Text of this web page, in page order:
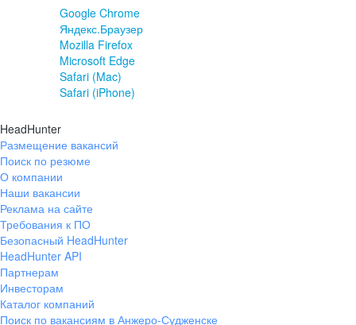
Google Chrome
Яндекс.Браузер
Mozilla Firefox
Microsoft Edge
Safari (Mac)
Safari (iPhone)
HeadHunter
Размещение вакансий
Поиск по резюме
О компании
Наши вакансии
Реклама на сайте
Требования к ПО
Безопасный HeadHunter
HeadHunter API
Партнерам
Инвесторам
Каталог компаний
Поиск по вакансиям в Анжеро-Судженске